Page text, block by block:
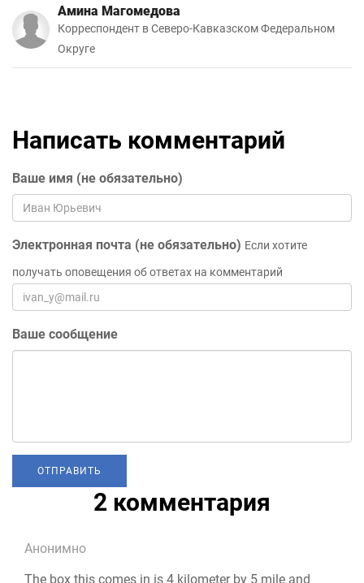
Амина Магомедова
Корреспондент в Северо-Кавказском Федеральном
Округе
Написать комментарий
Ваше имя (не обязательно)
Электронная почта (не обязательно) Если хотите
получать оповещения об ответах на комментарий
Ваше сообщение
2 комментария
Анонимно
The box this comes in is 4 kilometer by 5 mile and